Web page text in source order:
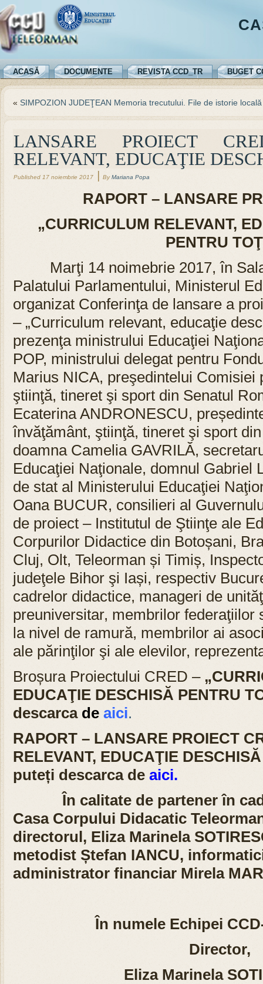
ACASĂ DOCUMENTE REVISTA CCD_TR BUGET
« SIMPOZION JUDEŢEAN Memoria trecutului. File de istorie locală
LANSARE PROIECT
RELEVANT, EDUCAŢIE
Published 17 noiembrie 2017 By Mariana Popa
RAPORT – LANSARE
„CURRICULUM RELEVANT,
PENTRU
Marţi 14 noimebrie 2017, în
Palatului Parlamentului, Ministerul
organizat Conferinţa de lansare a
– „Curriculum relevant, educaţie
prezenţa ministrului Educaţiei
POP, ministrului delegat pentru
Marius NICA, preşedintelui Comisiei
ştiinţă, tineret şi sport din Senatul
Ecaterina ANDRONESCU,
învăţământ, ştiinţă, tineret şi sport
doamna Camelia GAVRILĂ,
Educaţiei Naţionale, domnul Gabriel
de stat al Ministerului Educaţiei
Oana BUCUR, consilieri al
de proiect – Institutul de Ştiinţe ale
Corpurilor Didactice din Botoșani,
Cluj, Olt, Teleorman și Timiș,
judeţele Bihor şi Iași, respectiv
cadrelor didactice, manageri de
preuniversitar, membrilor federaţiilor
la nivel de ramură, membrilor ai
ale părinţilor şi ale elevilor,
Broșura Proiectului CRED –
EDUCAŢIE DESCHISĂ PENTRU
descarca de aici.
RAPORT – LANSARE PROIECT
RELEVANT, EDUCAŢIE
puteți descarca de aici.
În calitate de partener în
Casa Corpului Didacatic
directorul, Eliza Marinela
metodist Ștefan IANCU,
administrator financiar Mirela
În numele Echipei
Director,
Eliza Marinela